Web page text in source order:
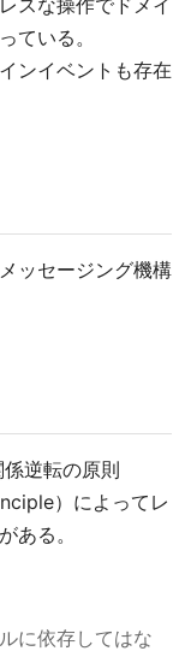
スな操作でドメイ
ている。
ンイベントも存在
ッセージング機構
逆転の原則
）によってレ
ある。
に依存してはな